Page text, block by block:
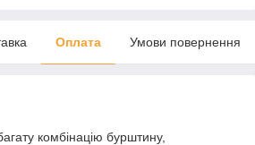
Оплата Умови повернення
комбінацію бурштину,